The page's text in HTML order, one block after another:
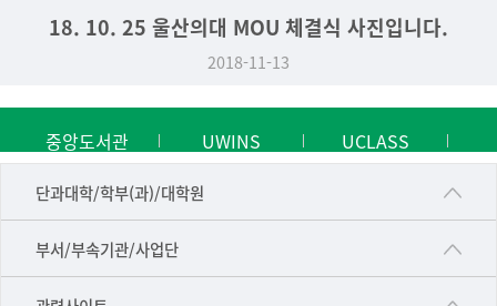
18. 10. 25 울산의대 MOU 체결식 사진입니다.
2018-11-13
중앙도서관 UWINS UCLASS
단과대학/학부(과)/대학원
■인문대학
▷국어국문학부
부서/부속기관/사업단
공동기기센터
공학교육혁신센터
건강가정지원센터